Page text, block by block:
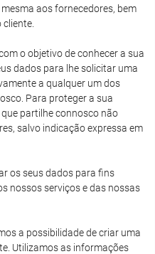
aos fornecedores, bem
o objetivo de conhecer a sua
dados para lhe solicitar uma
a qualquer um dos
Para proteger a sua
partilhe connosco não
salvo indicação expressa em
os seus dados para fins
nossos serviços e das nossas
a possibilidade de criar uma
Utilizamos as informações